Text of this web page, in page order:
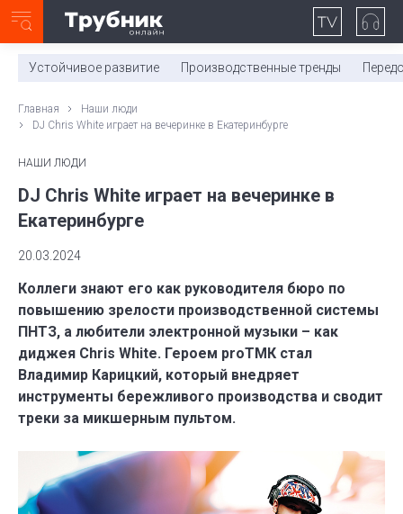
0:00/ 11:03
Устойчивое развитие Производственные тренды
Главная
Наши люди
DJ Chris White играет на вечеринке в Екатеринбурге
НАШИ ЛЮДИ
DJ Chris White играет на вечеринке в
Екатеринбурге
20.03.2024
Коллеги знают его как руководителя бюро по
повышению зрелости производственной системы
ПНТЗ, а любители электронной музыки – как
диджея Chris White. Героем proТМК стал
Владимир Карицкий, который внедряет
инструменты бережливого производства и сводит
треки за микшерным пультом.